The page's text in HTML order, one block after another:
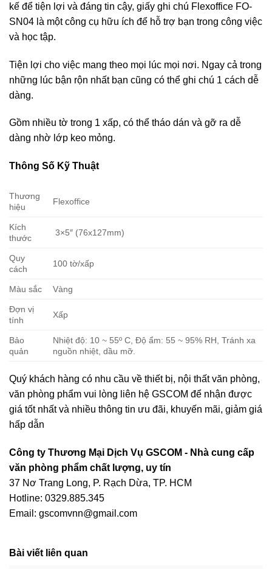
kế để tiện lợi và đáng tin cậy, giấy ghi chú Flexoffice FO-
SN04 là một công cụ hữu ích để hỗ trợ bạn trong công việc
và học tập.
Tiện lợi cho việc mang theo mọi lúc mọi nơi. Ngay cả trong
những lúc bận rộn nhất bạn cũng có thể ghi chú 1 cách dễ
dàng.
Gồm nhiều tờ trong 1 xấp, có thể tháo dán và gỡ ra dễ
dàng nhờ lớp keo mỏng.
Thông Số Kỹ Thuật
Thương
hiệu
Flexoffice
Kích
thước
3×5″ (76x127mm)
Quy
cách
100 tờ/xấp
Màu sắc Vàng
Đợn vị
tính
Xấp
Bảo
quản
Nhiệt độ: 10 ~ 55º C, Độ ẩm: 55 ~ 95% RH, Tránh xa
nguồn nhiệt, dầu mỡ.
Quý khách hàng có nhu cầu về thiết bị, nội thất văn phòng,
văn phòng phẩm vui lòng liên hệ GSCOM để nhận được
giá tốt nhất và nhiều thông tin ưu đãi, khuyến mãi, giảm giá
hấp dẫn
Công ty Thương Mại Dịch Vụ GSCOM - Nhà cung cấp
văn phòng phẩm chất lượng, uy tín
37 Nơ Trang Long, P. Rạch Dừa, TP. HCM
Hotline: 0329.885.345
Email: gscomvnn@gmail.com
Bài viết liên quan